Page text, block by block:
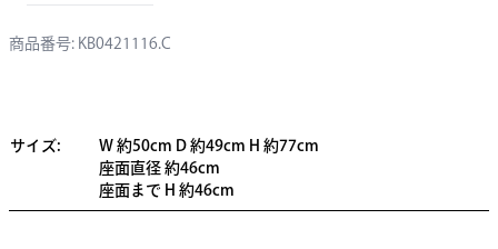
商品番号: KB0421116.C
サイズ:
W 約50cm D 約49cm H 約77cm
座面直径 約46cm
座面まで H 約46cm